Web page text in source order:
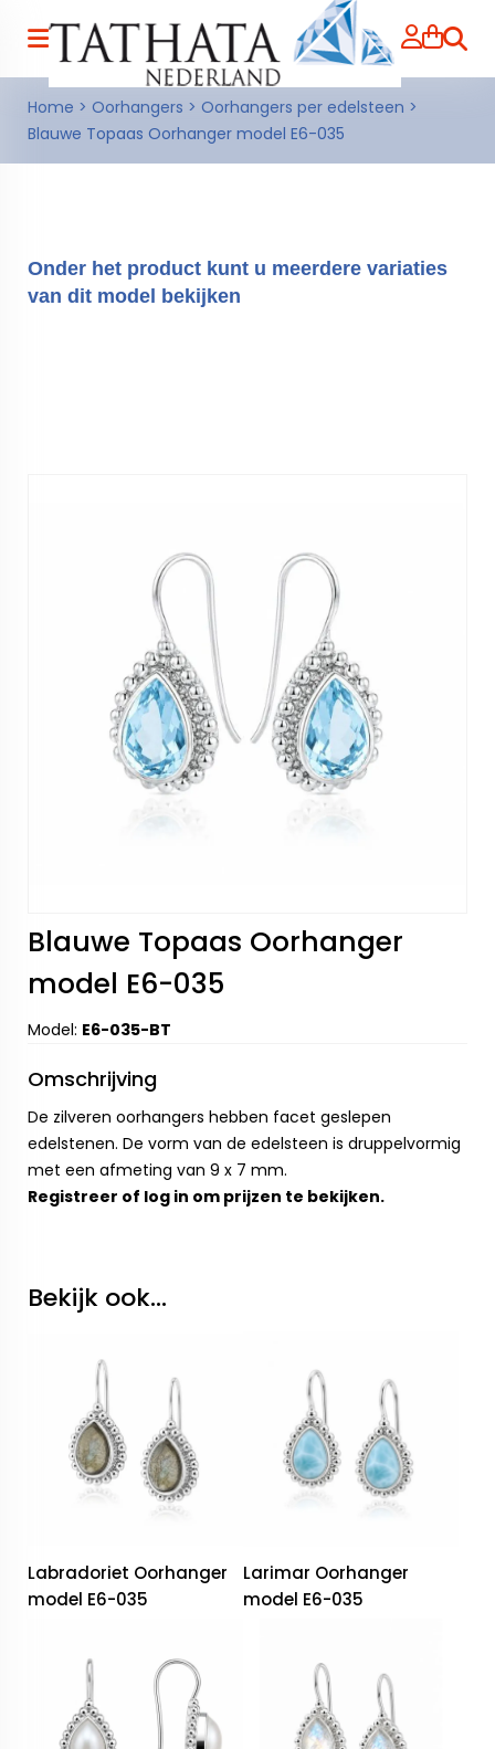
Home > Oorhangers > Oorhangers per edelsteen >
Blauwe Topaas Oorhanger model E6-035
Onder het product kunt u meerdere variaties
van dit model bekijken
Blauwe Topaas Oorhanger
model E6-035
Model: E6-035-BT
Omschrijving
De zilveren oorhangers hebben facet geslepen
edelstenen. De vorm van de edelsteen is druppelvormig
met een afmeting van 9 x 7 mm.
Registreer of log in om prijzen te bekijken.
Bekijk ook...
Labradoriet Oorhanger
model E6-035
Larimar Oorhanger
model E6-035